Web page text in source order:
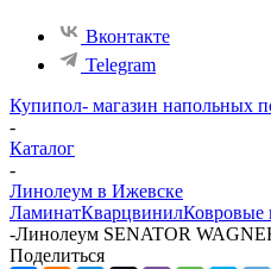
Вконтакте
Telegram
Купипол- магазин напольных
-
Каталог
-
Линолеум в Ижевске
ЛаминатКварцвинилКовровые
-Линолеум SENATOR
Поделиться